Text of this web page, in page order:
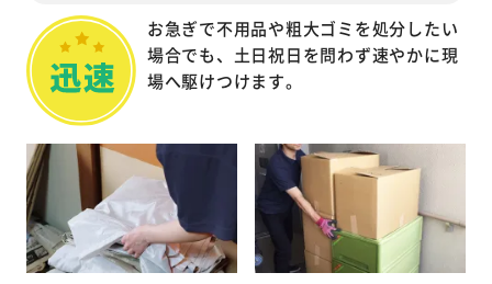
お急ぎで不用品や粗大ゴミを処分したい
場合でも、土日祝日を問わず速やかに現
場へ駆けつけます。